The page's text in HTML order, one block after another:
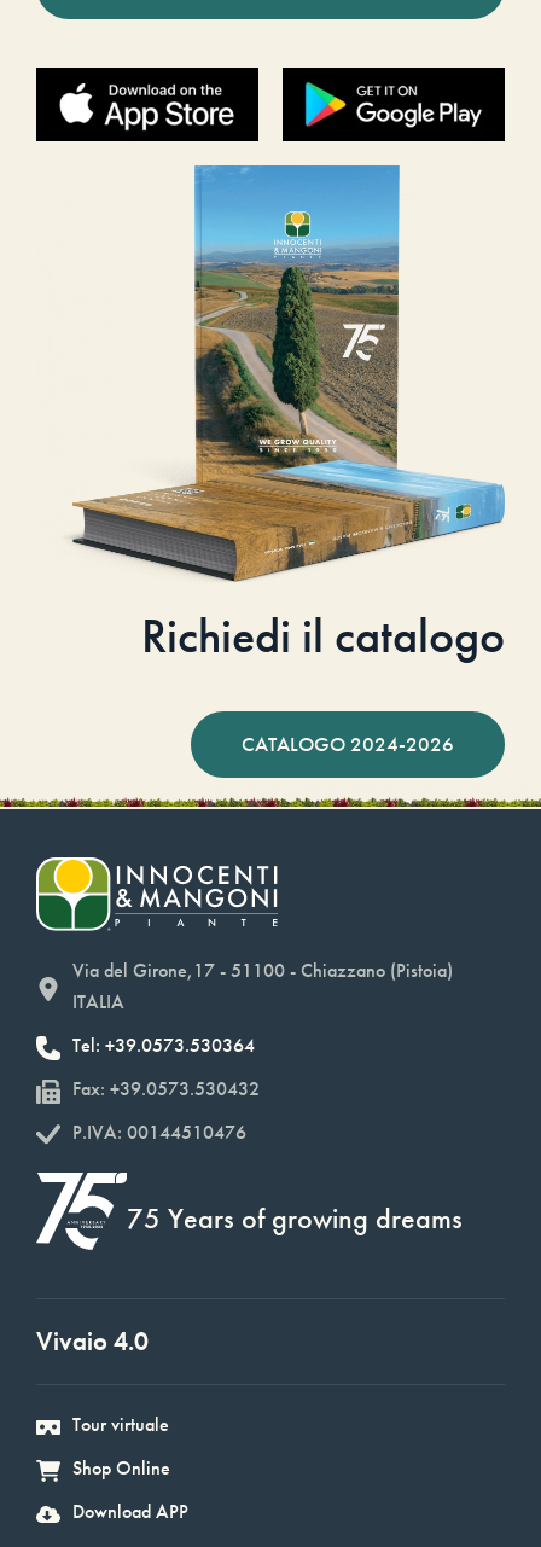
Richiedi il catalogo
CATALOGO 2024-2026
Via del Girone,17 - 51100 - Chiazzano (Pistoia)
ITALIA
Tel: +39.0573.530364
Fax: +39.0573.530432
P.IVA: 00144510476
75 Years of growing dreams
Vivaio 4.0
Tour virtuale
Shop Online
Download APP